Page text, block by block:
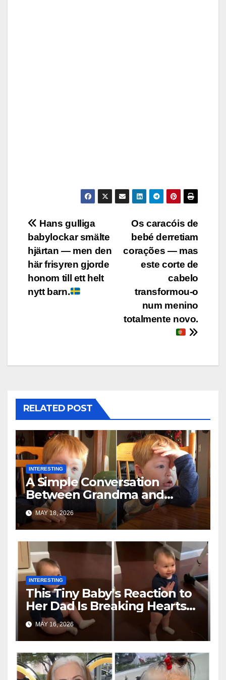
Post
navigation
Os caracóis de
bebé derretiam
corações — mas
este corte de
cabelo
transformou-o
num menino
totalmente novo.
Hans gulliga
babylockar smälte
hjärtan — men den
här frisyren gjorde
honom till ett helt
nytt barn.
RELATED POST
INTERESTING
A Simple Conversation
Between Grandma and
Toddler Is Going Vira
MAY 18, 2026
INTERESTING
This Tiny Baby’s Reaction to
Her Dad Is Breaking Hearts
Everywhere
MAY 16, 2026